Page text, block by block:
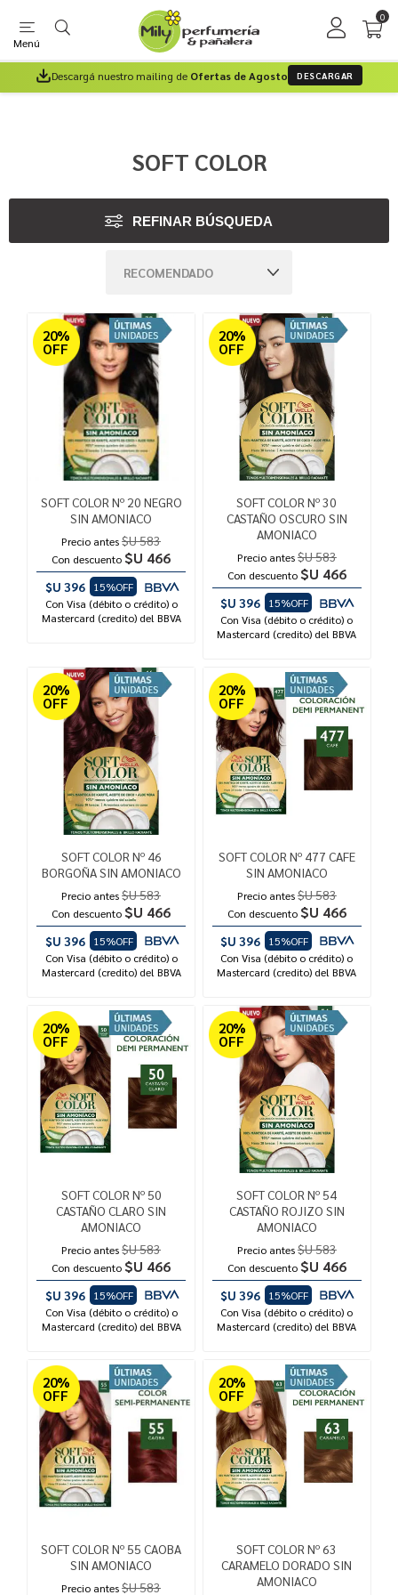
Menú
0
Descargá nuestro mailing de Ofertas de Agosto DESCARGAR
SOFT COLOR
REFINAR BÚSQUEDA
20%
OFF
SOFT COLOR Nº 20 NEGRO
SIN AMONIACO
Precio antes$U 583
Con descuento $U 466
$U 396
15%OFF
Con Visa (débito o crédito) o
Mastercard (credito) del BBVA
20%
OFF
SOFT COLOR Nº 30
CASTAÑO OSCURO SIN
AMONIACO
Precio antes$U 583
Con descuento $U 466
$U 396
15%OFF
Con Visa (débito o crédito) o
Mastercard (credito) del BBVA
20%
OFF
SOFT COLOR Nº 46
BORGOÑA SIN AMONIACO
Precio antes$U 583
Con descuento $U 466
$U 396
15%OFF
Con Visa (débito o crédito) o
Mastercard (credito) del BBVA
20%
OFF
SOFT COLOR Nº 477 CAFE
SIN AMONIACO
Precio antes$U 583
Con descuento $U 466
$U 396
15%OFF
Con Visa (débito o crédito) o
Mastercard (credito) del BBVA
20%
OFF
SOFT COLOR Nº 50
CASTAÑO CLARO SIN
AMONIACO
Precio antes$U 583
Con descuento $U 466
$U 396
15%OFF
Con Visa (débito o crédito) o
Mastercard (credito) del BBVA
20%
OFF
SOFT COLOR Nº 54
CASTAÑO ROJIZO SIN
AMONIACO
Precio antes$U 583
Con descuento $U 466
$U 396
15%OFF
Con Visa (débito o crédito) o
Mastercard (credito) del BBVA
20%
OFF
SOFT COLOR Nº 55 CAOBA
SIN AMONIACO
Precio antes$U 583
20%
OFF
SOFT COLOR Nº 63
CARAMELO DORADO SIN
AMONIACO